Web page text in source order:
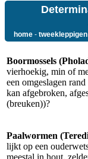
home - tweekleppigen
Boormossels
vierhoekig, min of
een omgeslagen
kan afgebroken,
(breuken))?
Paalwormen
lijkt op een
meestal in hout,